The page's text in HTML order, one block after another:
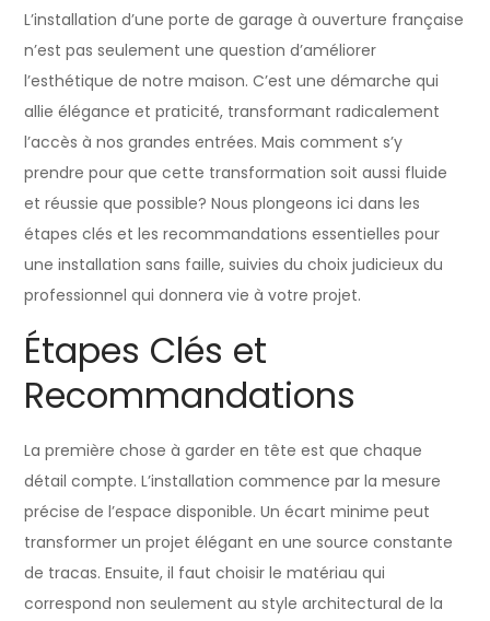
L’installation d’une porte de garage à ouverture française
n’est pas seulement une question d’améliorer
l’esthétique de notre maison. C’est une démarche qui
allie élégance et praticité, transformant radicalement
l’accès à nos grandes entrées. Mais comment s’y
prendre pour que cette transformation soit aussi fluide
et réussie que possible? Nous plongeons ici dans les
étapes clés et les recommandations essentielles pour
une installation sans faille, suivies du choix judicieux du
professionnel qui donnera vie à votre projet.
Étapes Clés et
Recommandations
La première chose à garder en tête est que chaque
détail compte. L’installation commence par la mesure
précise de l’espace disponible. Un écart minime peut
transformer un projet élégant en une source constante
de tracas. Ensuite, il faut choisir le matériau qui
correspond non seulement au style architectural de la